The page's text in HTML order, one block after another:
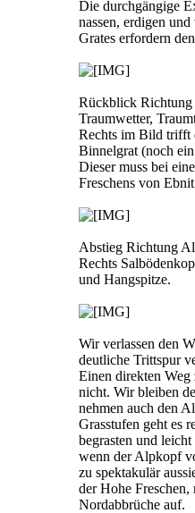
Die durchgängige
nassen, erdigen
Grates erfordern
Rückblick Richtung
Traumwetter,
Rechts im Bild trifft
Binnelgrat (noch
Dieser muss bei
Freschens von
Abstieg Richtung
Rechts
und Hangspitze.
Wir verlassen den
deutliche Trittspur
Einen direkten
nicht. Wir bleiben
nehmen auch den
Grasstufen geht es
begrasten und
wenn der Alpkopf
zu spektakulär
der Hohe Freschen,
Nordabbrüche auf.